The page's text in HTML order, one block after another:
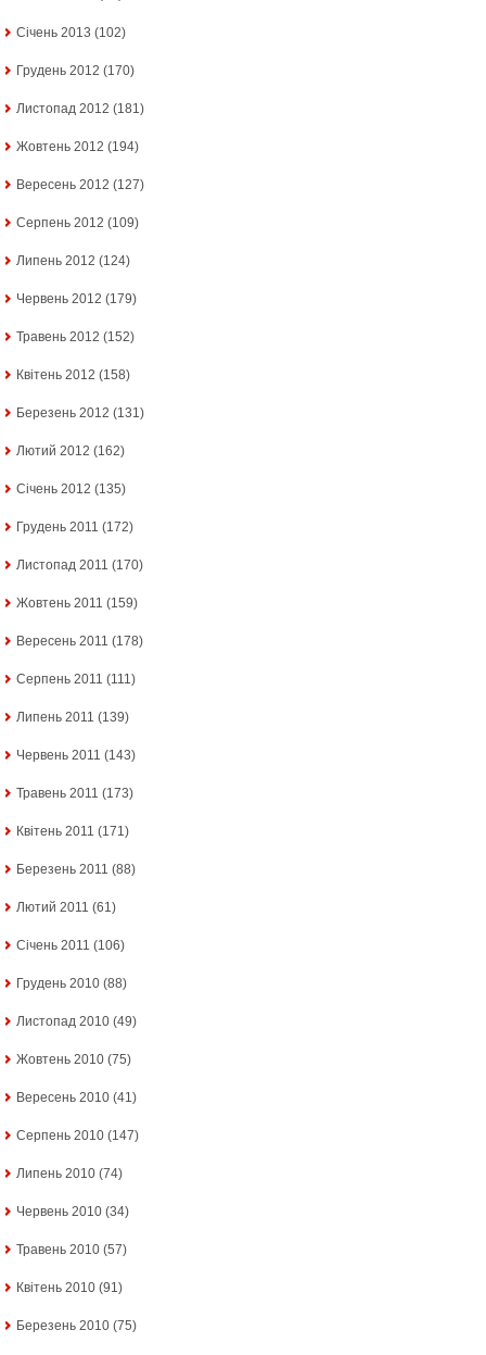
Січень 2013 (102)
Грудень 2012 (170)
Листопад 2012 (181)
Жовтень 2012 (194)
Вересень 2012 (127)
Серпень 2012 (109)
Липень 2012 (124)
Червень 2012 (179)
Травень 2012 (152)
Квітень 2012 (158)
Березень 2012 (131)
Лютий 2012 (162)
Січень 2012 (135)
Грудень 2011 (172)
Листопад 2011 (170)
Жовтень 2011 (159)
Вересень 2011 (178)
Серпень 2011 (111)
Липень 2011 (139)
Червень 2011 (143)
Травень 2011 (173)
Квітень 2011 (171)
Березень 2011 (88)
Лютий 2011 (61)
Січень 2011 (106)
Грудень 2010 (88)
Листопад 2010 (49)
Жовтень 2010 (75)
Вересень 2010 (41)
Серпень 2010 (147)
Липень 2010 (74)
Червень 2010 (34)
Травень 2010 (57)
Квітень 2010 (91)
Березень 2010 (75)